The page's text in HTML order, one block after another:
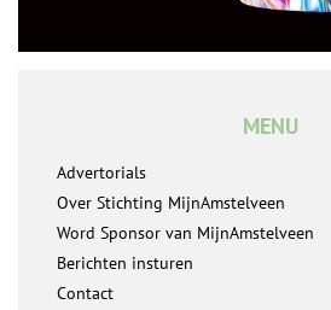
MENU
Advertorials
Over Stichting MijnAmstelveen
Word Sponsor van MijnAmstelveen
Berichten insturen
Contact